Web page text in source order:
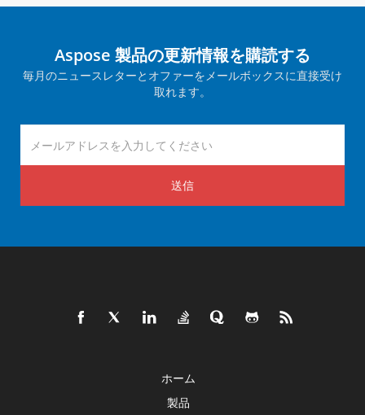
Aspose 製品の更新情報を購読する
毎月のニュースレターとオファーをメールボックスに直接受け
取れます。
送信
ホーム
製品